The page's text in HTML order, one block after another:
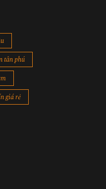
tân phú
giá rẻ